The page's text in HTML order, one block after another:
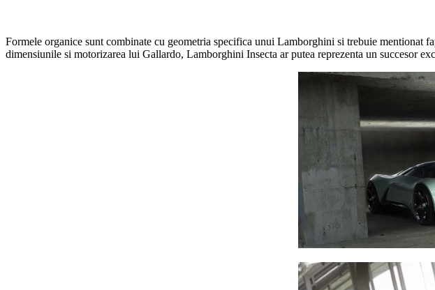
Formele organice sunt combinate cu geometria specifica unui Lamborghini si trebuie mentionat
dimensiunile si motorizarea lui Gallardo, Lamborghini Insecta ar putea reprezenta un succesor